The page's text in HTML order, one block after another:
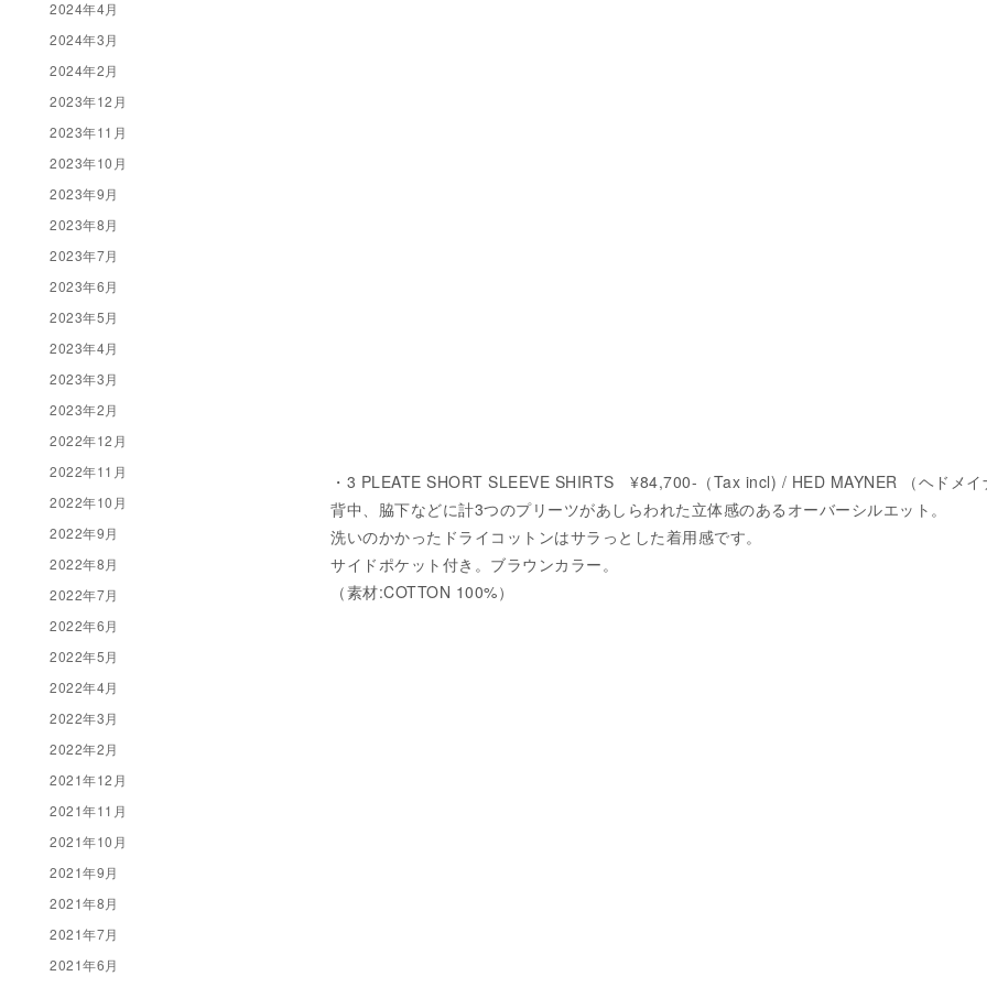
・3 PLEATE SHORT SLEEVE SHIRTS ¥84,700-（Tax incl) / HED MAYNER （ヘドメイ
背中、脇下などに計3つのプリーツがあしらわれた立体感のあるオーバーシルエット。
洗いのかかったドライコットンはサラっとした着用感です。
サイドポケット付き。ブラウンカラー。
（素材:COTTON 100%）
2024年4月
2024年3月
2024年2月
2023年12月
2023年11月
2023年10月
2023年9月
2023年8月
2023年7月
2023年6月
2023年5月
2023年4月
2023年3月
2023年2月
2022年12月
2022年11月
2022年10月
2022年9月
2022年8月
2022年7月
2022年6月
2022年5月
2022年4月
2022年3月
2022年2月
2021年12月
2021年11月
2021年10月
2021年9月
2021年8月
2021年7月
2021年6月